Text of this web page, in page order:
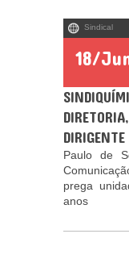
Sindical
18/
Paulo de
prega
anos